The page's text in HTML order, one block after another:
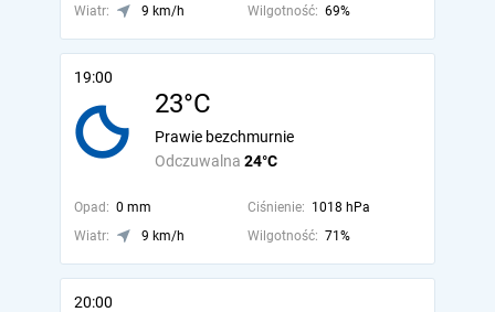
Wiatr:
9 km/h Wilgotność: 69%
19:00
23°C
Odczuwalna 24°C
Prawie bezchmurnie
Opad: 0 mm Ciśnienie: 1018 hPa
Wiatr:
9 km/h Wilgotność: 71%
20:00